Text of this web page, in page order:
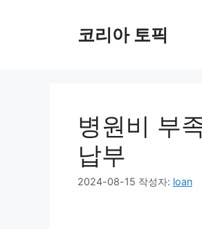
코리아 토픽
병원비 부
납부
2024-08-15 작성자: loan